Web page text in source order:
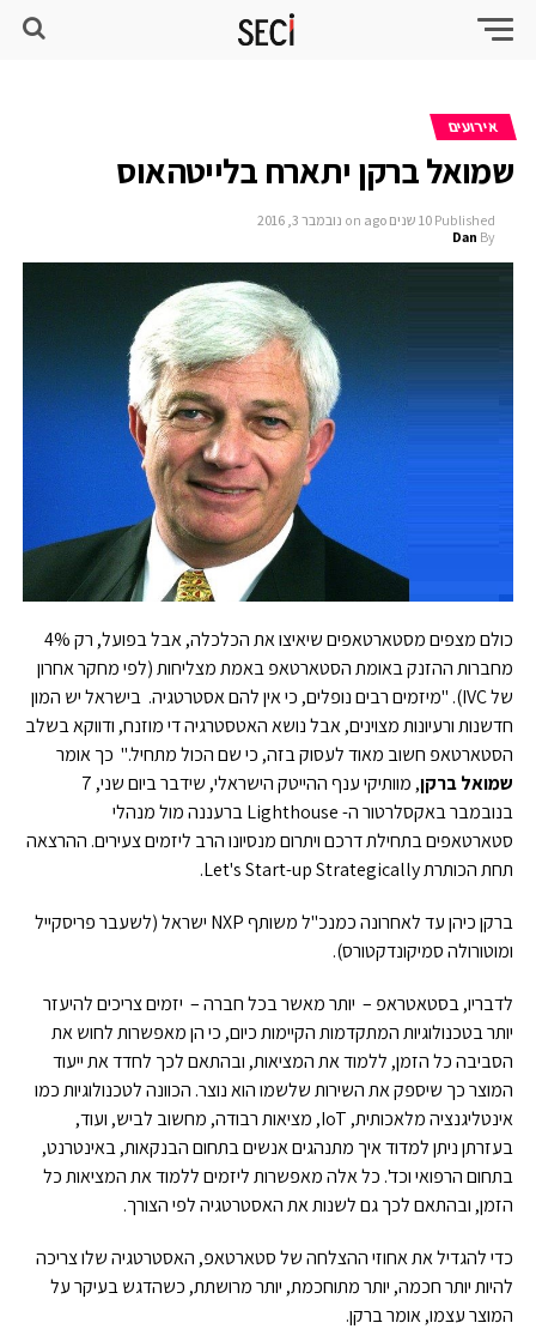
אירועים
שמואל ברקן יתארח בלייטהאוס
Published 10 שנים ago on נובמבר 3, 2016
By
Dan
כולם מצפים מסטארטאפים שיאיצו את הכלכלה, אבל בפועל, רק 4%
מחברות ההזנק באומת הסטארטאפ באמת מצליחות (לפי מחקר אחרון
של IVC). "מיזמים רבים נופלים, כי אין להם אסטרטגיה. בישראל יש המון
חדשנות ורעיונות מצוינים, אבל נושא האטסטרגיה די מוזנח, ודווקא בשלב
הסטארטאפ חשוב מאוד לעסוק בזה, כי שם הכול מתחיל." כך אומר
שמואל ברקן
, מוותיקי ענף ההייטק הישראלי, שידבר ביום שני, 7
בנובמבר באקסלרטור ה- Lighthouse ברעננה מול מנהלי
סטארטאפים בתחילת דרכם ויתרום מנסיונו הרב ליזמים צעירים. ההרצאה
תחת הכותרת Let's Start-up Strategically.
ברקן כיהן עד לאחרונה כמנכ"ל משותף NXP ישראל (לשעבר פריסקייל
ומוטורולה סמיקונדקטורס).
לדבריו, בסטאטראפ – יותר מאשר בכל חברה – יזמים צריכים להיעזר
יותר בטכנולוגיות המתקדמות הקיימות כיום, כי הן מאפשרות לחוש את
הסביבה כל הזמן, ללמוד את המציאות, ובהתאם לכך לחדד את ייעוד
המוצר כך שיספק את השירות שלשמו הוא נוצר. הכוונה לטכנולוגיות כמו
אינטליגנציה מלאכותית, IoT, מציאות רבודה, מחשוב לביש, ועוד,
בעזרתן ניתן למדוד איך מתנהגים אנשים בתחום הבנקאות, באינטרנט,
בתחום הרפואי וכד'. כל אלה מאפשרות ליזמים ללמוד את המציאות כל
הזמן, ובהתאם לכך גם לשנות את האסטרטגיה לפי הצורך.
כדי להגדיל את אחוזי ההצלחה של סטארטאפ, האסטרטגיה שלו צריכה
להיות יותר חכמה, יותר מתוחכמת, יותר מרושתת, כשהדגש בעיקר על
המוצר עצמו, אומר ברקן.